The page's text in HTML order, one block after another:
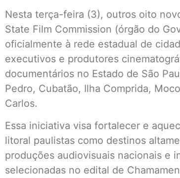
Nesta terça-feira (3), outros oito
State Film Commission (órgão do
oficialmente à rede estadual de
executivos e produtores
documentários no Estado de São
Pedro, Cubatão, Ilha Comprida,
Carlos.
Essa iniciativa visa fortalecer e
litoral paulistas como destinos
produções audiovisuais nacionais e
selecionadas no edital de